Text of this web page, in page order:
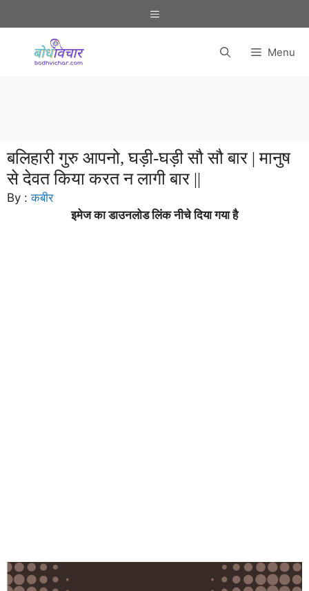
to
Menu
Menu
बलिहारी गुरु आपनो, घड़ी-घड़ी सौ सौ बार | मानुष
से देवत किया करत न लागी बार ||
By :कबीर
इमेज का डाउनलोड लिंक नीचे दिया गया है